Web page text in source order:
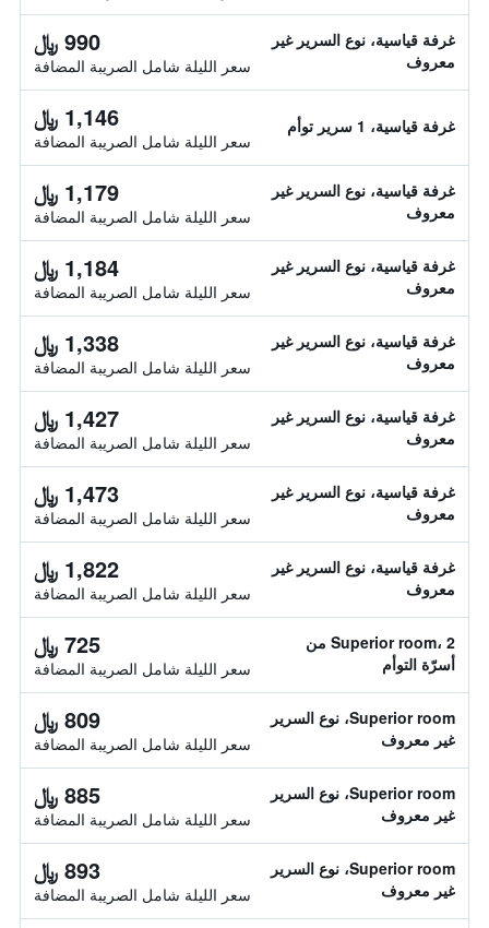
غرفة قياسية، نوع السرير غير
معروف
990 ﷼
سعر الليلة شامل الصريبة المضافة
غرفة قياسية، 1 سرير توأم 1,146 ﷼
سعر الليلة شامل الصريبة المضافة
غرفة قياسية، نوع السرير غير
معروف
1,179 ﷼
سعر الليلة شامل الصريبة المضافة
غرفة قياسية، نوع السرير غير
معروف
1,184 ﷼
سعر الليلة شامل الصريبة المضافة
غرفة قياسية، نوع السرير غير
معروف
1,338 ﷼
سعر الليلة شامل الصريبة المضافة
غرفة قياسية، نوع السرير غير
معروف
1,427 ﷼
سعر الليلة شامل الصريبة المضافة
غرفة قياسية، نوع السرير غير
معروف
1,473 ﷼
سعر الليلة شامل الصريبة المضافة
غرفة قياسية، نوع السرير غير
معروف
1,822 ﷼
سعر الليلة شامل الصريبة المضافة
Superior room، 2 من
أسرّة التوأم
725 ﷼
سعر الليلة شامل الصريبة المضافة
Superior room، نوع السرير
غير معروف
809 ﷼
سعر الليلة شامل الصريبة المضافة
Superior room، نوع السرير
غير معروف
885 ﷼
سعر الليلة شامل الصريبة المضافة
Superior room، نوع السرير
غير معروف
893 ﷼
سعر الليلة شامل الصريبة المضافة